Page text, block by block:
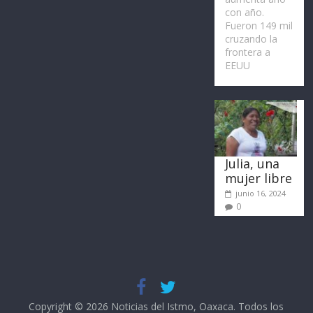
con año.
Fueron 149 mil
cruzando la
frontera a
EEUU
Julia, una
mujer libre
junio 16, 2024
0
Copyright © 2026 Noticias del Istmo, Oaxaca. Todos los